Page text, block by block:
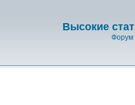
Высокие
Форум